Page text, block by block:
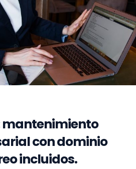
mantenimiento
con dominio
incluidos.